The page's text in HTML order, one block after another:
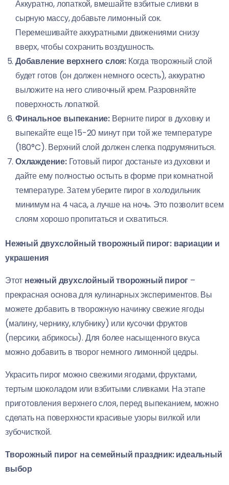
Аккуратно, лопаткой, вмешайте взбитые сливки в
сырную массу, добавьте лимонный сок.
Перемешивайте аккуратными движениями снизу
вверх, чтобы сохранить воздушность.
Добавление верхнего слоя: Когда творожный слой
будет готов (он должен немного осесть), аккуратно
выложите на него сливочный крем. Разровняйте
поверхность лопаткой.
Финальное выпекание: Верните пирог в духовку и
выпекайте еще 15-20 минут при той же температуре
(180°C). Верхний слой должен слегка подрумяниться.
Охлаждение:Готовый пирог достаньте из духовки и
дайте ему полностью остыть в форме при комнатной
температуре. Затем уберите пирог в холодильник
минимум на 4 часа, а лучше на ночь. Это позволит всем
слоям хорошо пропитаться и схватиться.
Нежный двухслойный творожный пирог: вариации и
украшения
Этот нежный двухслойный творожный пирог –
прекрасная основа для кулинарных экспериментов. Вы
можете добавить в творожную начинку свежие ягоды
(малину, чернику, клубнику) или кусочки фруктов
(персики, абрикосы). Для более насыщенного вкуса
можно добавить в творог немного лимонной цедры.
Украсить пирог можно свежими ягодами, фруктами,
тертым шоколадом или взбитыми сливками. На этапе
приготовления верхнего слоя, перед выпеканием, можно
сделать на поверхности красивые узоры вилкой или
зубочисткой.
Творожный пирог на семейный праздник: идеальный
выбор